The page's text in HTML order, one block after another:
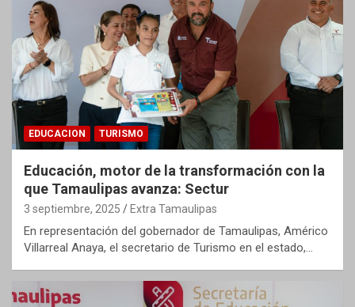
EDUCACION TURISMO
Educación, motor de la transformación con la
que Tamaulipas avanza: Sectur
3 septiembre, 2025 Extra Tamaulipas
En representación del gobernador de Tamaulipas, Américo
Villarreal Anaya, el secretario de Turismo en el estado,…